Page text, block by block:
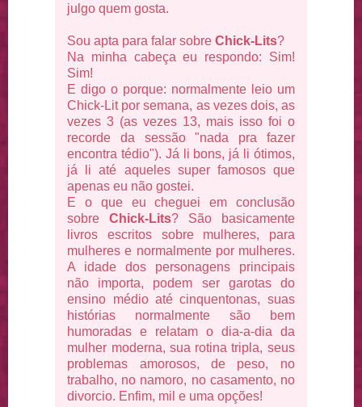
julgo quem gosta.
Sou apta para falar sobreChick-Lits?
Na minha cabeça eu respondo: Sim!
Sim!
E digo o porque: normalmente leio um
Chick-Lit por semana, as vezes dois, as
vezes 3 (as vezes 13, mais isso foi o
recorde da sessão "nada pra fazer
encontra tédio"). Já li bons, já li ótimos,
já li até aqueles super famosos que
apenas eu não gostei.
E o que eu cheguei em conclusão
sobreChick-Lits? São basicamente
livros escritos sobre mulheres, para
mulheres e normalmente por mulheres.
A idade dos personagens principais
não importa, podem ser garotas do
ensino médio até cinquentonas, suas
histórias normalmente são bem
humoradas e relatam o dia-a-dia da
mulher moderna, sua rotina tripla, seus
problemas amorosos, de peso, no
trabalho, no namoro, no casamento, no
divorcio. Enfim, mil e uma opções!